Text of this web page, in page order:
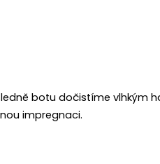
botu dočistíme vlhkým
impregnaci.